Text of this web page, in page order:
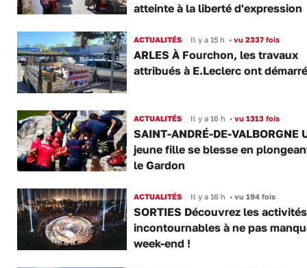
atteinte à la liberté d'expression
ACTUALITÉS Il y a 15 h •vu 2337 fois
ARLES À Fourchon, les travaux
attribués à E.Leclerc ont démarré
ACTUALITÉS Il y a 16 h •vu 1313 fois
SAINT-ANDRÉ-DE-VALBORGNE
jeune fille se blesse en
le Gardon
ACTUALITÉS Il y a 16 h •vu 194 fois
SORTIES Découvrez les activités
incontournables à ne pas
week-end !